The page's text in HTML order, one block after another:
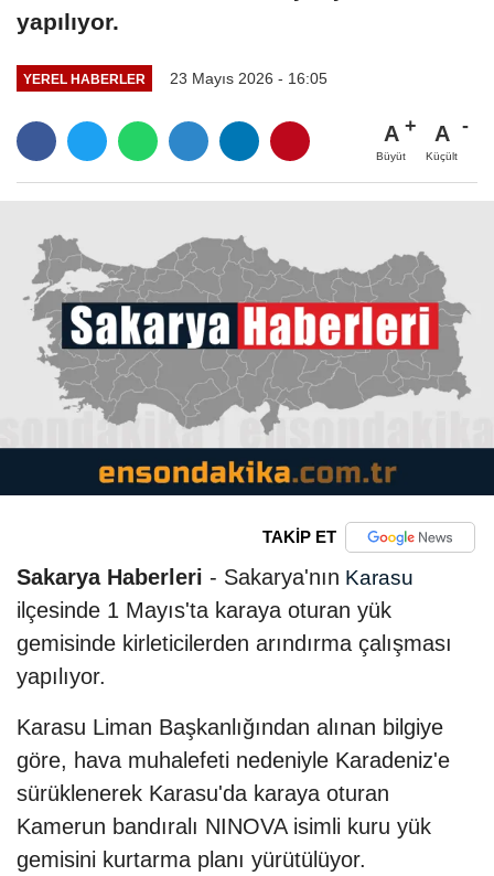
yapılıyor.
YEREL HABERLER 23 Mayıs 2026 - 16:05
A
Büyüt
A
Küçült
TAKİP ET
Sakarya Haberleri - Sakarya'nın Karasu
ilçesinde 1 Mayıs'ta karaya oturan yük
gemisinde kirleticilerden arındırma çalışması
yapılıyor.
Karasu Liman Başkanlığından alınan bilgiye
göre, hava muhalefeti nedeniyle Karadeniz'e
sürüklenerek Karasu'da karaya oturan
Kamerun bandıralı NINOVA isimli kuru yük
gemisini kurtarma planı yürütülüyor.